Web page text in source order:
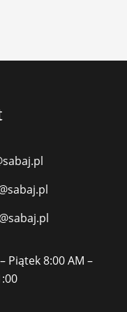
Piątek 8:00 AM –